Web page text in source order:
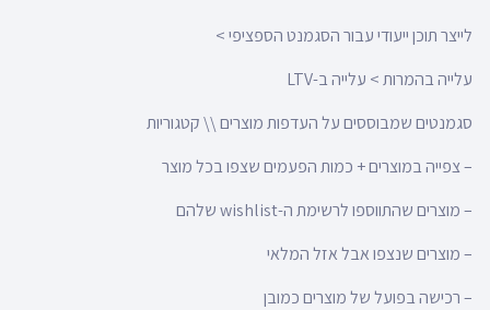
לייצר תוכן ייעודי עבור הסגמנט הספציפי >
עלייה בהמרות > עלייה ב-LTV
סגמנטים שמבוססים על העדפות מוצרים \\ קטגוריות
– צפייה במוצרים + כמות הפעמים שצפו בכל מוצר
– מוצרים שהתווספו לרשימת ה-wishlist שלהם
– מוצרים שנצפו אבל אזל המלאי
– רכישה בפועל של מוצרים כמובן